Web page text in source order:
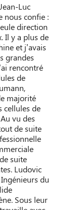
Luc
nous confie :
direction
Il y a plus de
et j’avais
grandes
rencontré
de
majorité
cellules de
vu des
de suite
suite
Ludovic
du
Sous leur